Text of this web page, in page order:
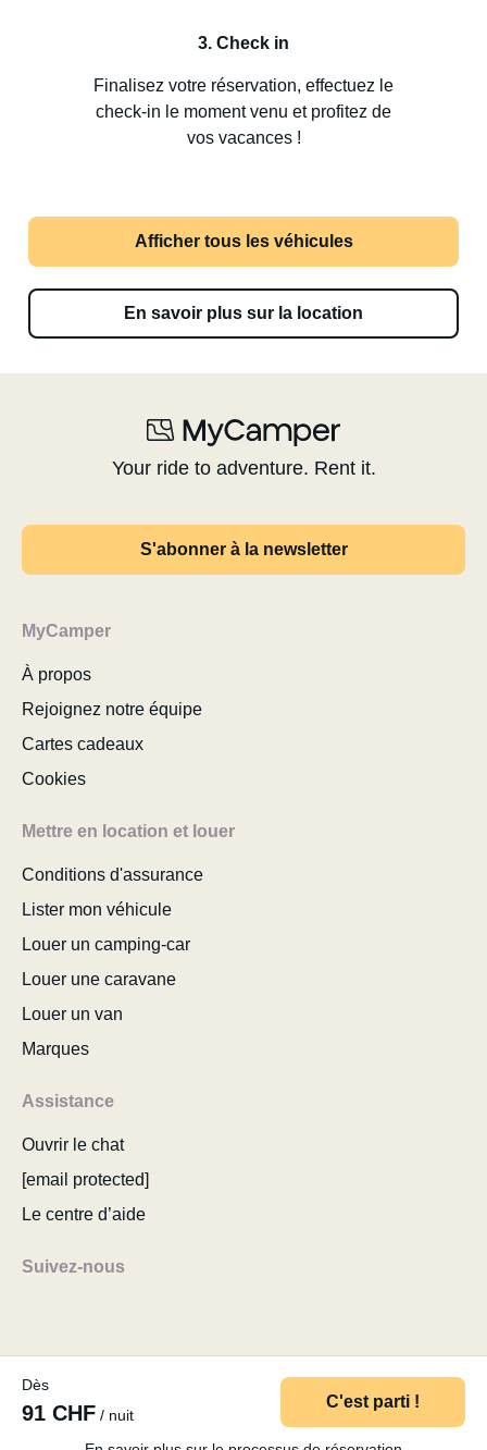
Dès
91 CHF / nuit
C'est parti !
3. Check in
Finalisez votre réservation, effectuez le
check-in le moment venu et profitez de
vos vacances !
Afficher tous les véhicules
En savoir plus sur la location
Your ride to adventure. Rent it.
S'abonner à la newsletter
MyCamper
À propos
Rejoignez notre équipe
Cartes cadeaux
Cookies
Mettre en location et louer
Conditions d'assurance
Lister mon véhicule
Louer un camping-car
Louer une caravane
Louer un van
Marques
Assistance
Ouvrir le chat
[email protected]
Le centre d’aide
Suivez-nous
© 2026 MyCamper AG
Conditions d’utilisation
Politique de confidentialité
Mentions légales